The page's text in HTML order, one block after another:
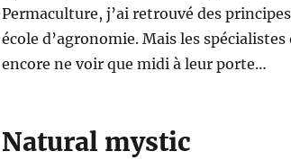
Permaculture, j’ai retrouvé des
école d’agronomie. Mais les
encore ne voir que midi à leur porte…
Natural mystic